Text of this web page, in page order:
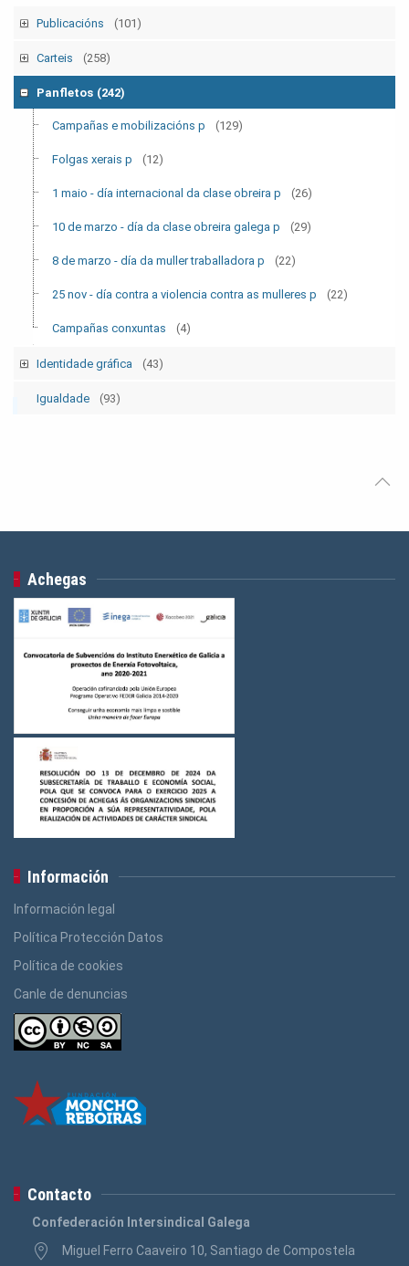
Publicacións (101)
Tempo Sindical
Boletín Sindical
Outras (2)
Carteis (258)
Campañas e mobilizacións
Folgas xerais (12)
Eleccións sindicais
1 maio - día internacional da clase obreira (30)
10 de marzo - día da clase obreira galega (30)
8 de marzo - día da muller traballadora (26)
25 nov - día contra a violencia contra as mulleres (22)
Campañas conxuntas (11)
Panfletos (242)
Campañas e mobilizacións p (129)
Folgas xerais p (12)
1 maio - día internacional da clase obreira p (26)
10 de marzo - día da clase obreira galega p (29)
8 de marzo - día da muller traballadora p (22)
25 nov - día contra a violencia contra as mulleres p (22)
Campañas conxuntas (4)
Identidade gráfica (43)
Logos CIG (13)
Logos Servizos (3)
Logos Indústria (3)
Logos FGAMT
Logos Ensino (3)
Logos Construcción e Madeira
Logos Banca, Aforro (3)
Logos Administración Pública
Igualdade (93)
Achegas
Información
Información legal
Política Protección Datos
Política de cookies
Canle de denuncias
Contacto
Confederación Intersindical Galega
Miguel Ferro Caaveiro 10, Santiago de Compostela